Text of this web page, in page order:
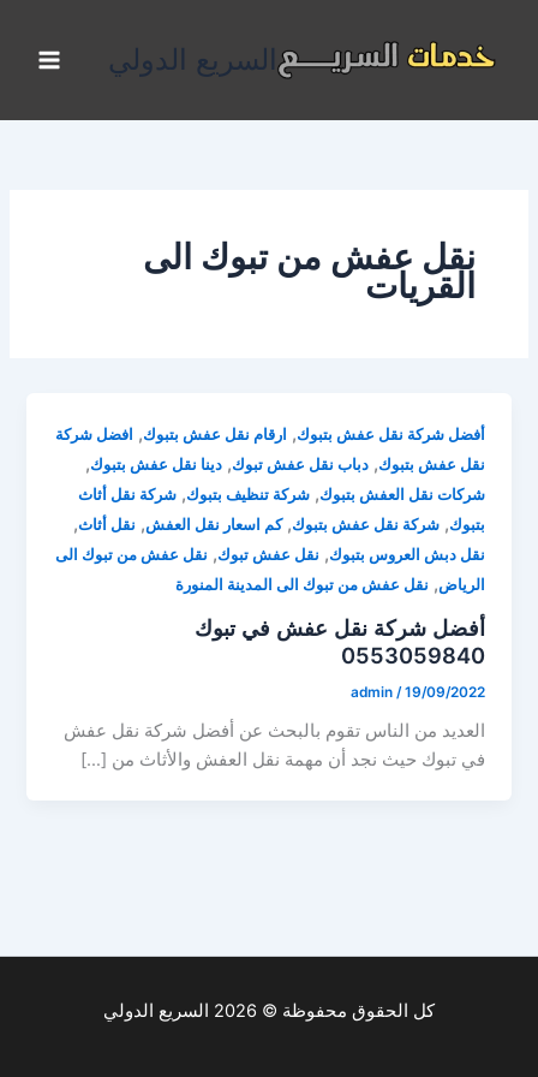
المحتوى
السريع الدولي
نقل عفش من تبوك الى
القريات
أفضل شركة نقل عفش بتبوك, ارقام نقل عفش بتبوك, افضل شركة
نقل عفش بتبوك,دباب نقل عفش تبوك,دينا نقل عفش بتبوك,
شركات نقل العفش بتبوك,شركة تنظيف بتبوك,شركة نقل أثاث
بتبوك,شركة نقل عفش بتبوك,كم اسعار نقل العفش, نقل أثاث,
نقل دبش العروس بتبوك, نقل عفش تبوك, نقل عفش من تبوك الى
الرياض, نقل عفش من تبوك الى المدينة المنورة
أفضل شركة نقل عفش في تبوك
0553059840
admin /19/09/2022
العديد من الناس تقوم بالبحث عن أفضل شركة نقل عفش
في تبوك حيث نجد أن مهمة نقل العفش والأثاث من […]
كل الحقوق محفوظة © 2026 السريع الدولي